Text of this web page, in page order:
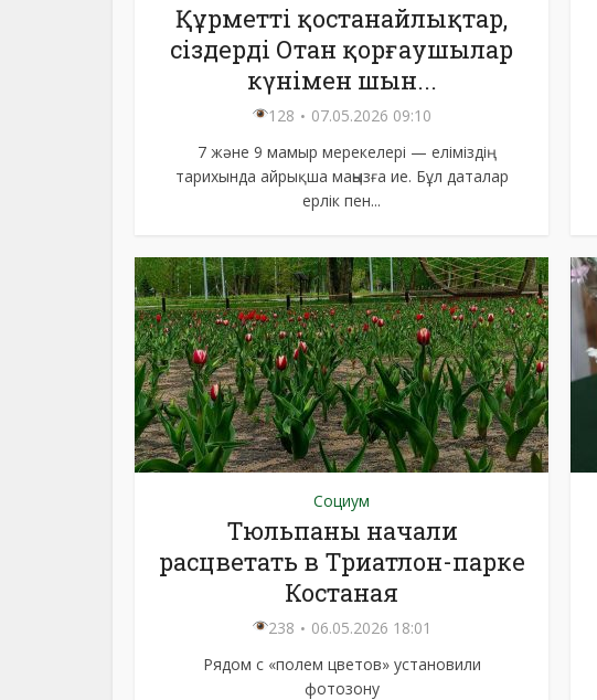
Құрметті қостанайлықтар,
сіздерді Отан қорғаушылар
күнімен шын...
128
07.05.2026 09:10
7 және 9 мамыр мерекелері — еліміздің
тарихында айрықша маңызға ие. Бұл даталар
ерлік пен...
Социум
Тюльпаны начали
расцветать в Триатлон-парке
Костаная
238
06.05.2026 18:01
Рядом с «полем цветов» установили
фотозону